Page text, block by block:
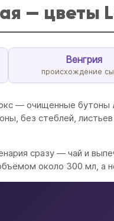
— цветы
Венгрия
происхождение
— очищенные бутоны
без стеблей,
сразу — чай и
около 300 мл, а